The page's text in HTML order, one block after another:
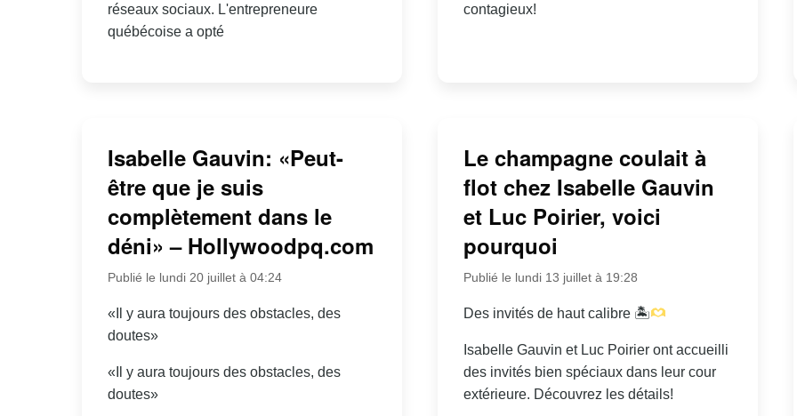
réseaux sociaux. L'entrepreneure
québécoise a opté
contagieux!
Isabelle Gauvin: «Peut-
être que je suis
complètement dans le
déni» – Hollywoodpq.com
Publié le lundi 20 juillet à 04:24
«Il y aura toujours des obstacles, des
doutes»
«Il y aura toujours des obstacles, des
doutes»
Le champagne coulait à
flot chez Isabelle Gauvin
et Luc Poirier, voici
pourquoi
Publié le lundi 13 juillet à 19:28
Des invités de haut calibre 🏝
Isabelle Gauvin et Luc Poirier ont accueilli
des invités bien spéciaux dans leur cour
extérieure. Découvrez les détails!